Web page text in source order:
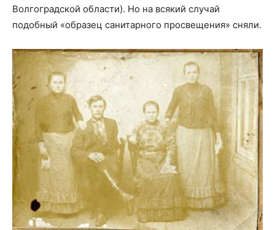
Волгоградской области). Но на всякий случай
подобный «образец санитарного просвещения» сняли.